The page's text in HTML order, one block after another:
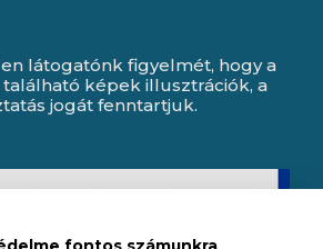
látogatónk figyelmét, hogy a
képek illusztrációk, a
jogát fenntartjuk.